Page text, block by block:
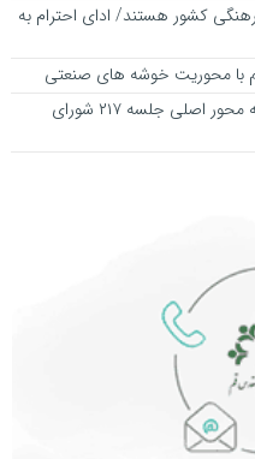
کشور هستند/ ادای احترام به
قم با محوریت خوشه های صنعتی
باغ‌موزه، سرویس مدارس و تنورخانه؛ سه محور اصلی جلسه ۲۱۷ شورای